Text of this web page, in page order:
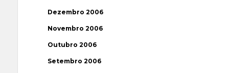
Dezembro 2006
Novembro 2006
Outubro 2006
Setembro 2006